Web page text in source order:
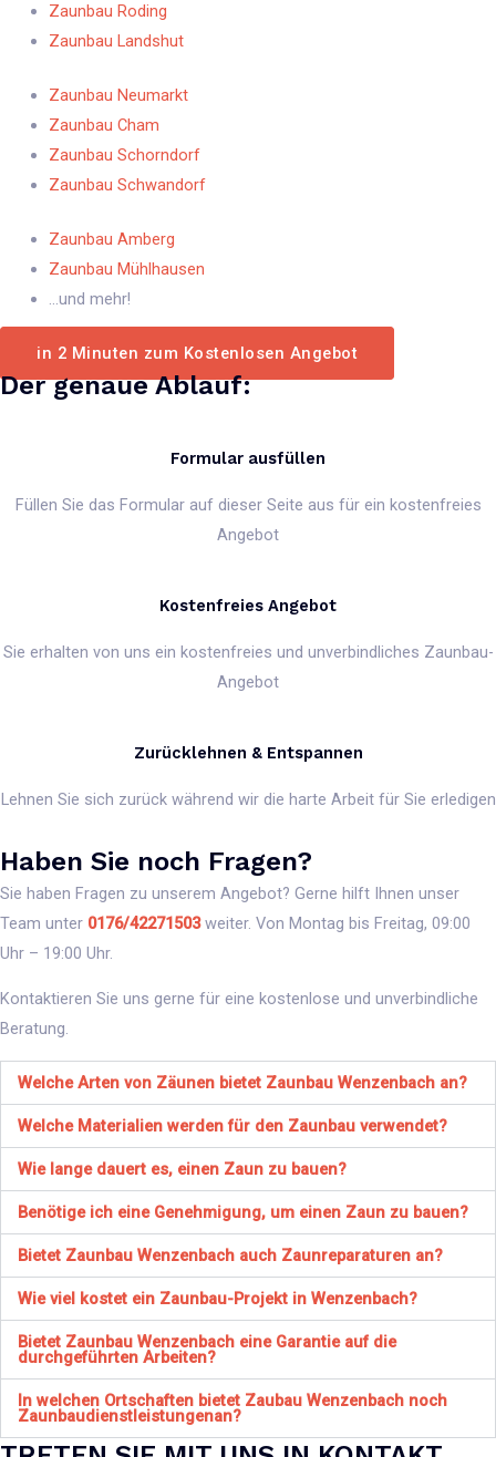
Zaunbau Roding
Zaunbau Landshut
Zaunbau Neumarkt
Zaunbau Cham
Zaunbau Schorndorf
Zaunbau Schwandorf​
Zaunbau Amberg​
Zaunbau Mühlhausen​
...und mehr!
in 2 Minuten zum Kostenlosen Angebot
Der genaue Ablauf:
Formular ausfüllen
Füllen Sie das Formular auf dieser Seite aus für ein kostenfreies
Angebot
Kostenfreies Angebot
Sie erhalten von uns ein kostenfreies und unverbindliches Zaunbau-
Angebot
Zurücklehnen & Entspannen
Lehnen Sie sich zurück während wir die harte Arbeit für Sie erledigen
Haben Sie noch Fragen?
Sie haben Fragen zu unserem Angebot? Gerne hilft Ihnen unser
Team unter 0176/42271503weiter. Von Montag bis Freitag, 09:00
Uhr – 19:00 Uhr.
Kontaktieren Sie uns gerne für eine kostenlose und unverbindliche
Beratung.
Welche Arten von Zäunen bietet Zaunbau Wenzenbach an?
Welche Materialien werden für den Zaunbau verwendet?
Wie lange dauert es, einen Zaun zu bauen?
Benötige ich eine Genehmigung, um einen Zaun zu bauen?
Bietet Zaunbau Wenzenbach auch Zaunreparaturen an?
Wie viel kostet ein Zaunbau-Projekt in Wenzenbach?
Bietet Zaunbau Wenzenbach eine Garantie auf die
durchgeführten Arbeiten?
In welchen Ortschaften bietet Zaubau Wenzenbach noch
Zaunbaudienstleistungenan?